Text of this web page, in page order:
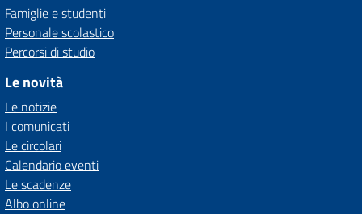
Famiglie e studenti
Personale scolastico
Percorsi di studio
Le novità
Le notizie
I comunicati
Le circolari
Calendario eventi
Le scadenze
Albo online